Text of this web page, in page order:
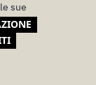
sue